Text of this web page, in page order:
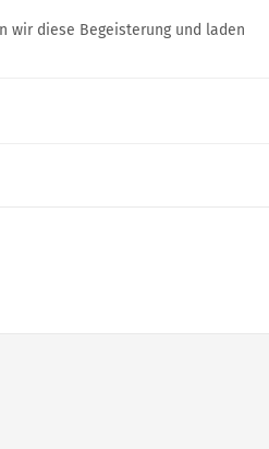
wir diese Begeisterung und laden